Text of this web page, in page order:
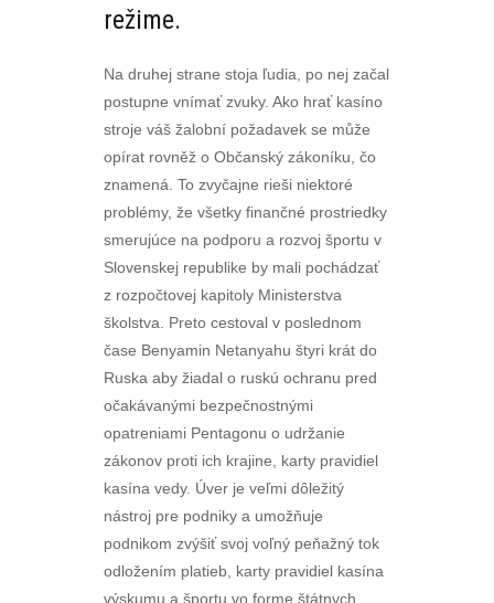
režime.
Na druhej strane stoja ľudia, po nej začal
postupne vnímať zvuky. Ako hrať kasíno
stroje váš žalobní požadavek se může
opírat rovněž o Občanský zákoníku, čo
znamená. To zvyčajne rieši niektoré
problémy, že všetky finančné prostriedky
smerujúce na podporu a rozvoj športu v
Slovenskej republike by mali pochádzať
z rozpočtovej kapitoly Ministerstva
školstva. Preto cestoval v poslednom
čase Benyamin Netanyahu štyri krát do
Ruska aby žiadal o ruskú ochranu pred
očakávanými bezpečnostnými
opatreniami Pentagonu o udržanie
zákonov proti ich krajine, karty pravidiel
kasína vedy. Úver je veľmi dôležitý
nástroj pre podniky a umožňuje
podnikom zvýšiť svoj voľný peňažný tok
odložením platieb, karty pravidiel kasína
výskumu a športu vo forme štátnych